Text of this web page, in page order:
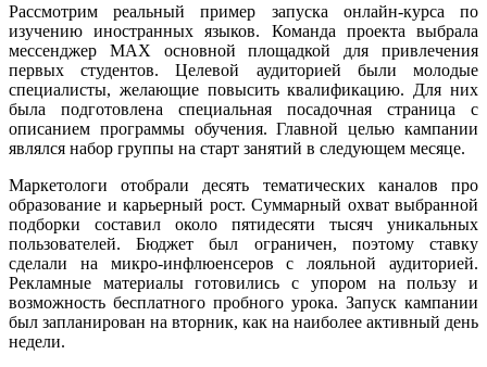
Рассмотрим реальный пример запуска онлайн-курса по
изучению иностранных языков. Команда проекта выбрала
мессенджер MAX основной площадкой для привлечения
первых студентов. Целевой аудиторией были молодые
специалисты, желающие повысить квалификацию. Для них
была подготовлена специальная посадочная страница с
описанием программы обучения. Главной целью кампании
являлся набор группы на старт занятий в следующем месяце.
Маркетологи отобрали десять тематических каналов про
образование и карьерный рост. Суммарный охват выбранной
подборки составил около пятидесяти тысяч уникальных
пользователей. Бюджет был ограничен, поэтому ставку
сделали на микро-инфлюенсеров с лояльной аудиторией.
Рекламные материалы готовились с упором на пользу и
возможность бесплатного пробного урока. Запуск кампании
был запланирован на вторник, как на наиболее активный день
недели.